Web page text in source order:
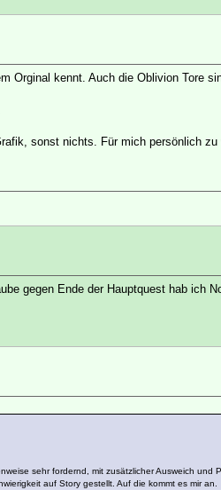
Orginal kennt. Auch die Oblivion Tore
sonst nichts. Für mich persönlich zu
gegen Ende der Hauptquest hab ich
sehr fordernd, mit zusätzlicher Ausweich und
auf Story gestellt. Auf die kommt es mir an.